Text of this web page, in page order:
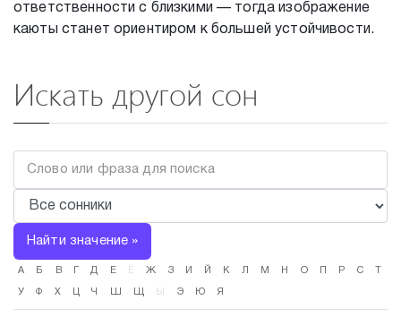
ответственности с близкими — тогда изображение
каюты станет ориентиром к большей устойчивости.
Искать другой сон
Найти значение »
А Б В Д Е Ё Ж З И Й К Л М Н О Р С
У Ф Х Ц Ч Ш Щ Ы Э Ю Я